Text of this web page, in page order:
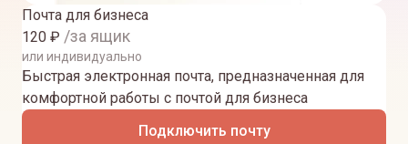
Почта для бизнеса
120 ₽ /за ящик
или индивидуально
Быстрая электронная почта, предназначенная для
комфортной работы с почтой для бизнеса
Подключить почту